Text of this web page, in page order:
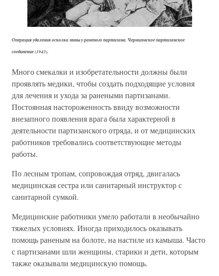
Операция удаления осколка мины у раненого партизана. Черниговское партизанское
соединение (1943).
Много смекалки и изобретательности должны были
проявлять медики, чтобы создать подходящие условия
для лечения и ухода за ранеными партизанами.
Постоянная настороженность ввиду возможности
внезапного появления врага была характерной в
деятельности партизанского отряда, и от медицинских
работников требовались соответствующие методы
работы.
По лесным тропам, сопровождая отряд, двигалась
медицинская сестра или санитарный инструктор с
санитарной сумкой.
Медицинские работники умело работали в необычайно
тяжелых условиях. Иногда приходилось оказывать
помощь раненым на болоте, на настиле из камыша. Часто
с партизанами шли женщины, старики и дети, которым
также оказывали медицинскую помощь.